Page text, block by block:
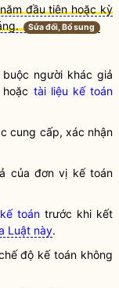
đầu tiên hoặc kỳ
Sửa đổi, Bổ sung
người khác giả
hoặc tài liệu kế toán
cung cấp, xác nhận
của đơn vị kế toán
toán trước khi kết
Luật này.
độ kế toán không